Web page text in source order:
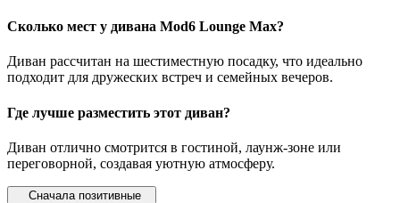
Сколько мест у дивана Mod6 Lounge Max?
Диван рассчитан на шестиместную посадку, что идеально
подходит для дружеских встреч и семейных вечеров.
Где лучше разместить этот диван?
Диван отлично смотрится в гостиной, лаунж-зоне или
переговорной, создавая уютную атмосферу.
Сначала позитивные